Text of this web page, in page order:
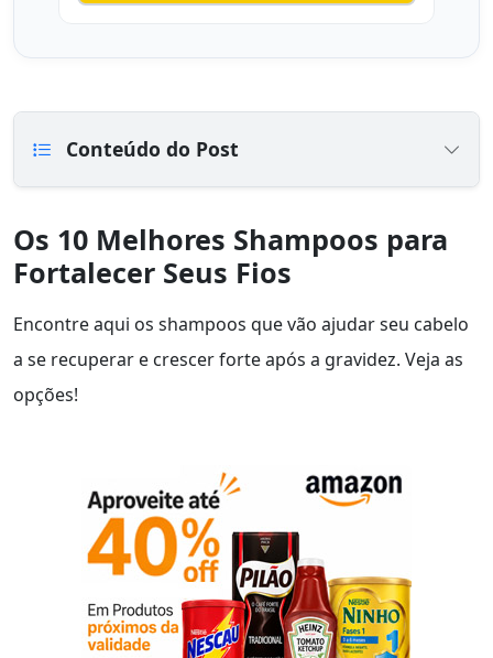
Conteúdo do Post
Os 10 Melhores Shampoos para
Fortalecer Seus Fios
Encontre aqui os shampoos que vão ajudar seu cabelo
a se recuperar e crescer forte após a gravidez. Veja as
opções!